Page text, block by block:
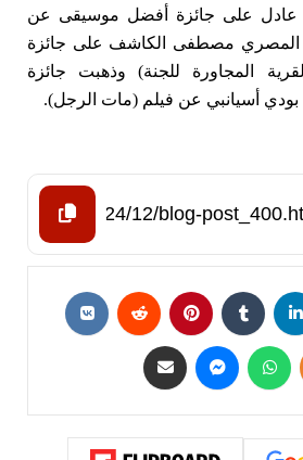
على جائزة أفضل موسيقى عن
المصري مصطفى الكاشف على جائزة
المجاورة للجنة) وذهبت جائزة
بودي أسيانبي عن فيلم (مات الرجل).